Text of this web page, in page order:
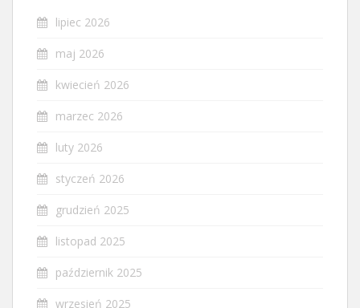
lipiec 2026
maj 2026
kwiecień 2026
marzec 2026
luty 2026
styczeń 2026
grudzień 2025
listopad 2025
październik 2025
wrzesień 2025